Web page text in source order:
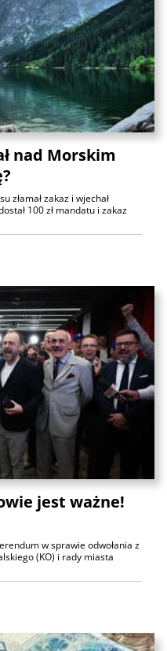
nad Morskim
złamał zakaz i wjechał
100 zł mandatu i zakaz
jest ważne!
w sprawie odwołania z
(KO) i rady miasta